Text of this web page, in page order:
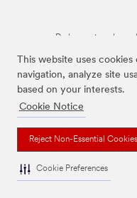
This website uses
navigation, analyze site
based on your interests.
Cookie Notice
Reject Non-Essential Cookies
Cookie Preferences
De bovenstaande